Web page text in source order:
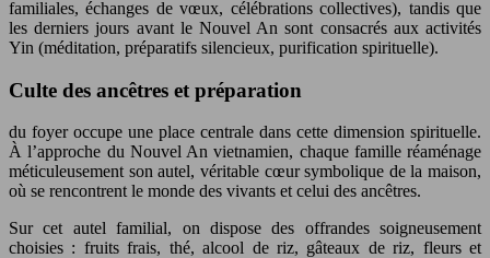
familiales, échanges de vœux, célébrations collectives), tandis que
les derniers jours avant le Nouvel An sont consacrés aux activités
Yin (méditation, préparatifs silencieux, purification spirituelle).
Culte des ancêtres et préparation
du foyer occupe une place centrale dans cette dimension spirituelle.
À l’approche du Nouvel An vietnamien, chaque famille réaménage
méticuleusement son autel, véritable cœur symbolique de la maison,
où se rencontrent le monde des vivants et celui des ancêtres.
Sur cet autel familial, on dispose des offrandes soigneusement
choisies : fruits frais, thé, alcool de riz, gâteaux de riz, fleurs et